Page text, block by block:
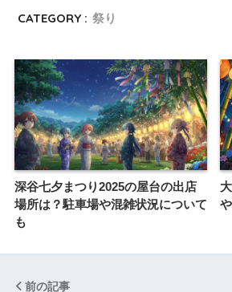
CATEGORY : 祭り
深谷七夕まつり2025の屋台の出店
場所は？駐車場や混雑状況について
も
前の記事